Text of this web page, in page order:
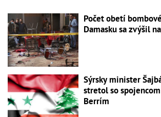
Počet obetí
Damasku sa zvýšil
Sýrsky minister
stretol so
Berrím